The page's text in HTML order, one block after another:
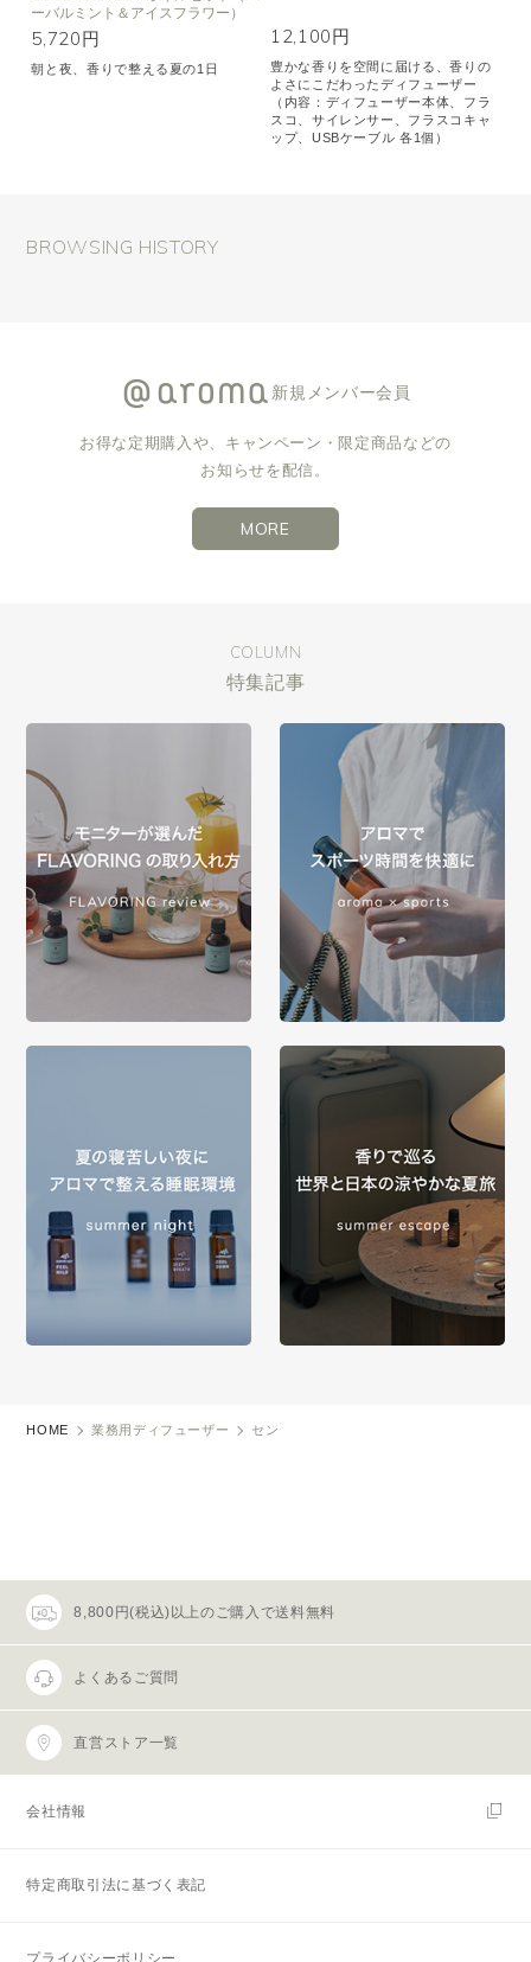
ーバルミント＆アイスフラワー）
5,720円
朝と夜、香りで整える夏の1日
12,100円
豊かな香りを空間に届ける、香りの
よさにこだわったディフューザー
（内容：ディフューザー本体、フラ
スコ、サイレンサー、フラスコキャ
ップ、USBケーブル 各1個）
BROWSING HISTORY
新規メンバー会員
お得な定期購入や、キャンペーン・限定商品などの
お知らせを配信。
MORE
COLUMN
特集記事
HOME 業務用ディフューザー セン
8,800円(税込)以上のご購入で送料無料
よくあるご質問
直営ストア一覧
会社情報
特定商取引法に基づく表記
プライバシーポリシー